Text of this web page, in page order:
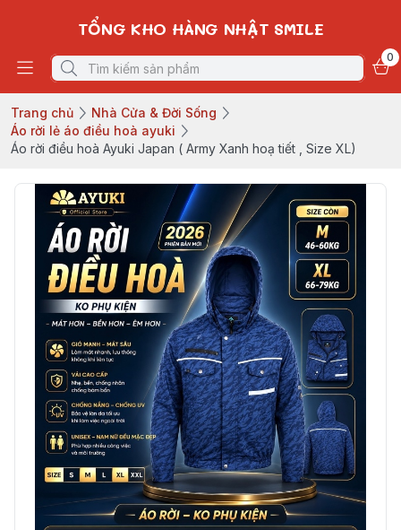
TỔNG KHO HÀNG NHẬT SMILE
0
Trang chủ
Nhà Cửa & Đời Sống
Áo rời lẻ áo điều hoà ayuki
Áo rời điều hoà Ayuki Japan ( Army Xanh hoạ tiết , Size XL)